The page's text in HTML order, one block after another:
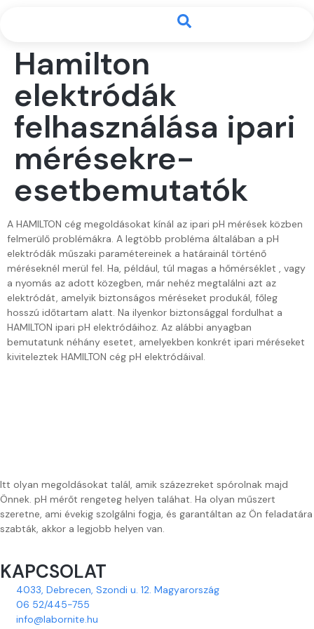
Hamilton
elektródák
felhasználása ipari
mérésekre-
esetbemutatók
A HAMILTON cég megoldásokat kínál az ipari pH mérések közben
felmerülő problémákra. A legtöbb probléma általában a pH
elektródák műszaki paramétereinek a határainál történő
méréseknél merül fel. Ha, például, túl magas a hőmérséklet , vagy
a nyomás az adott közegben, már nehéz megtalálni azt az
elektródát, amelyik biztonságos méréseket produkál, főleg
hosszú időtartam alatt. Na ilyenkor biztonsággal fordulhat a
HAMILTON ipari pH elektródáihoz. Az alábbi anyagban
bemutatunk néhány esetet, amelyekben konkrét ipari méréseket
kiviteleztek HAMILTON cég pH elektródáival.
Itt olyan megoldásokat talál, amik százezreket spórolnak majd
Önnek. pH mérőt rengeteg helyen taláhat. Ha olyan műszert
szeretne, ami évekig szolgálni fogja, és garantáltan az Ön feladatára
szabták, akkor a legjobb helyen van.
KAPCSOLAT
4033, Debrecen, Szondi u. 12. Magyarország
06 52/445-755
info@labornite.hu